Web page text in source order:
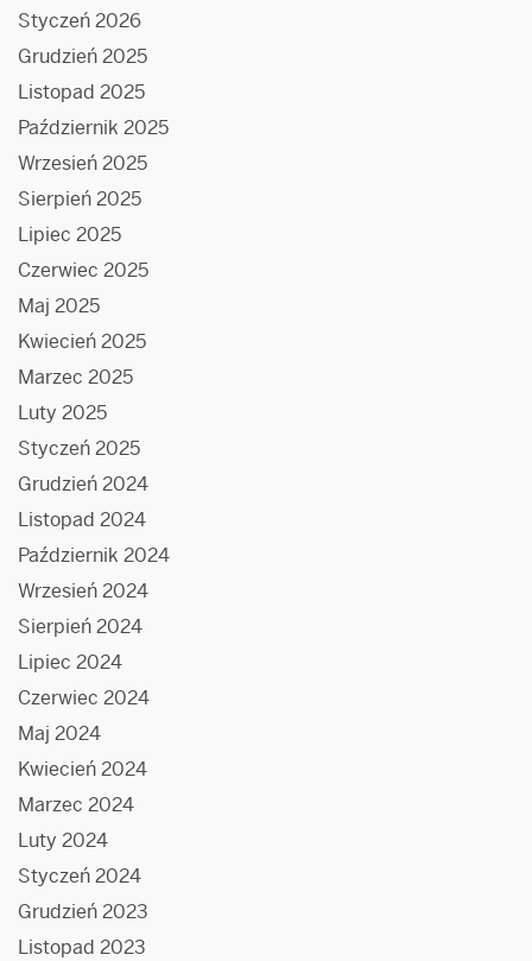
Styczeń 2026
Grudzień 2025
Listopad 2025
Październik 2025
Wrzesień 2025
Sierpień 2025
Lipiec 2025
Czerwiec 2025
Maj 2025
Kwiecień 2025
Marzec 2025
Luty 2025
Styczeń 2025
Grudzień 2024
Listopad 2024
Październik 2024
Wrzesień 2024
Sierpień 2024
Lipiec 2024
Czerwiec 2024
Maj 2024
Kwiecień 2024
Marzec 2024
Luty 2024
Styczeń 2024
Grudzień 2023
Listopad 2023